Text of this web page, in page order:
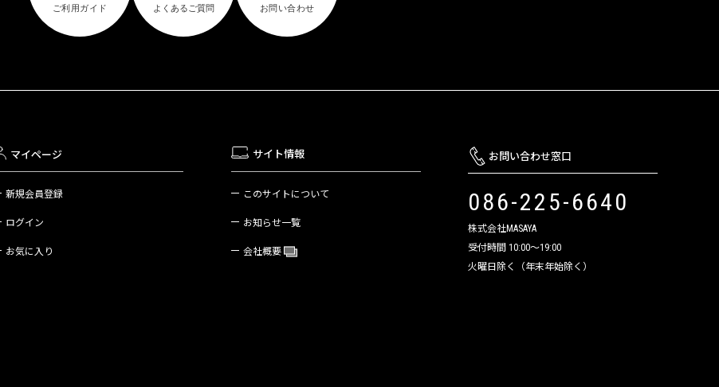
マイページ
新規会員登録
ログイン
お気に入り
サイト情報
このサイトについて
お知らせ一覧
会社概要
お問い合わせ窓口
086-225-6640
株式会社MASAYA
受付時間 10:00～19:00
火曜日除く（年末年始除く）